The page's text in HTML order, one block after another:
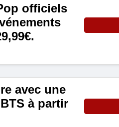
officiels
avec une
à partir